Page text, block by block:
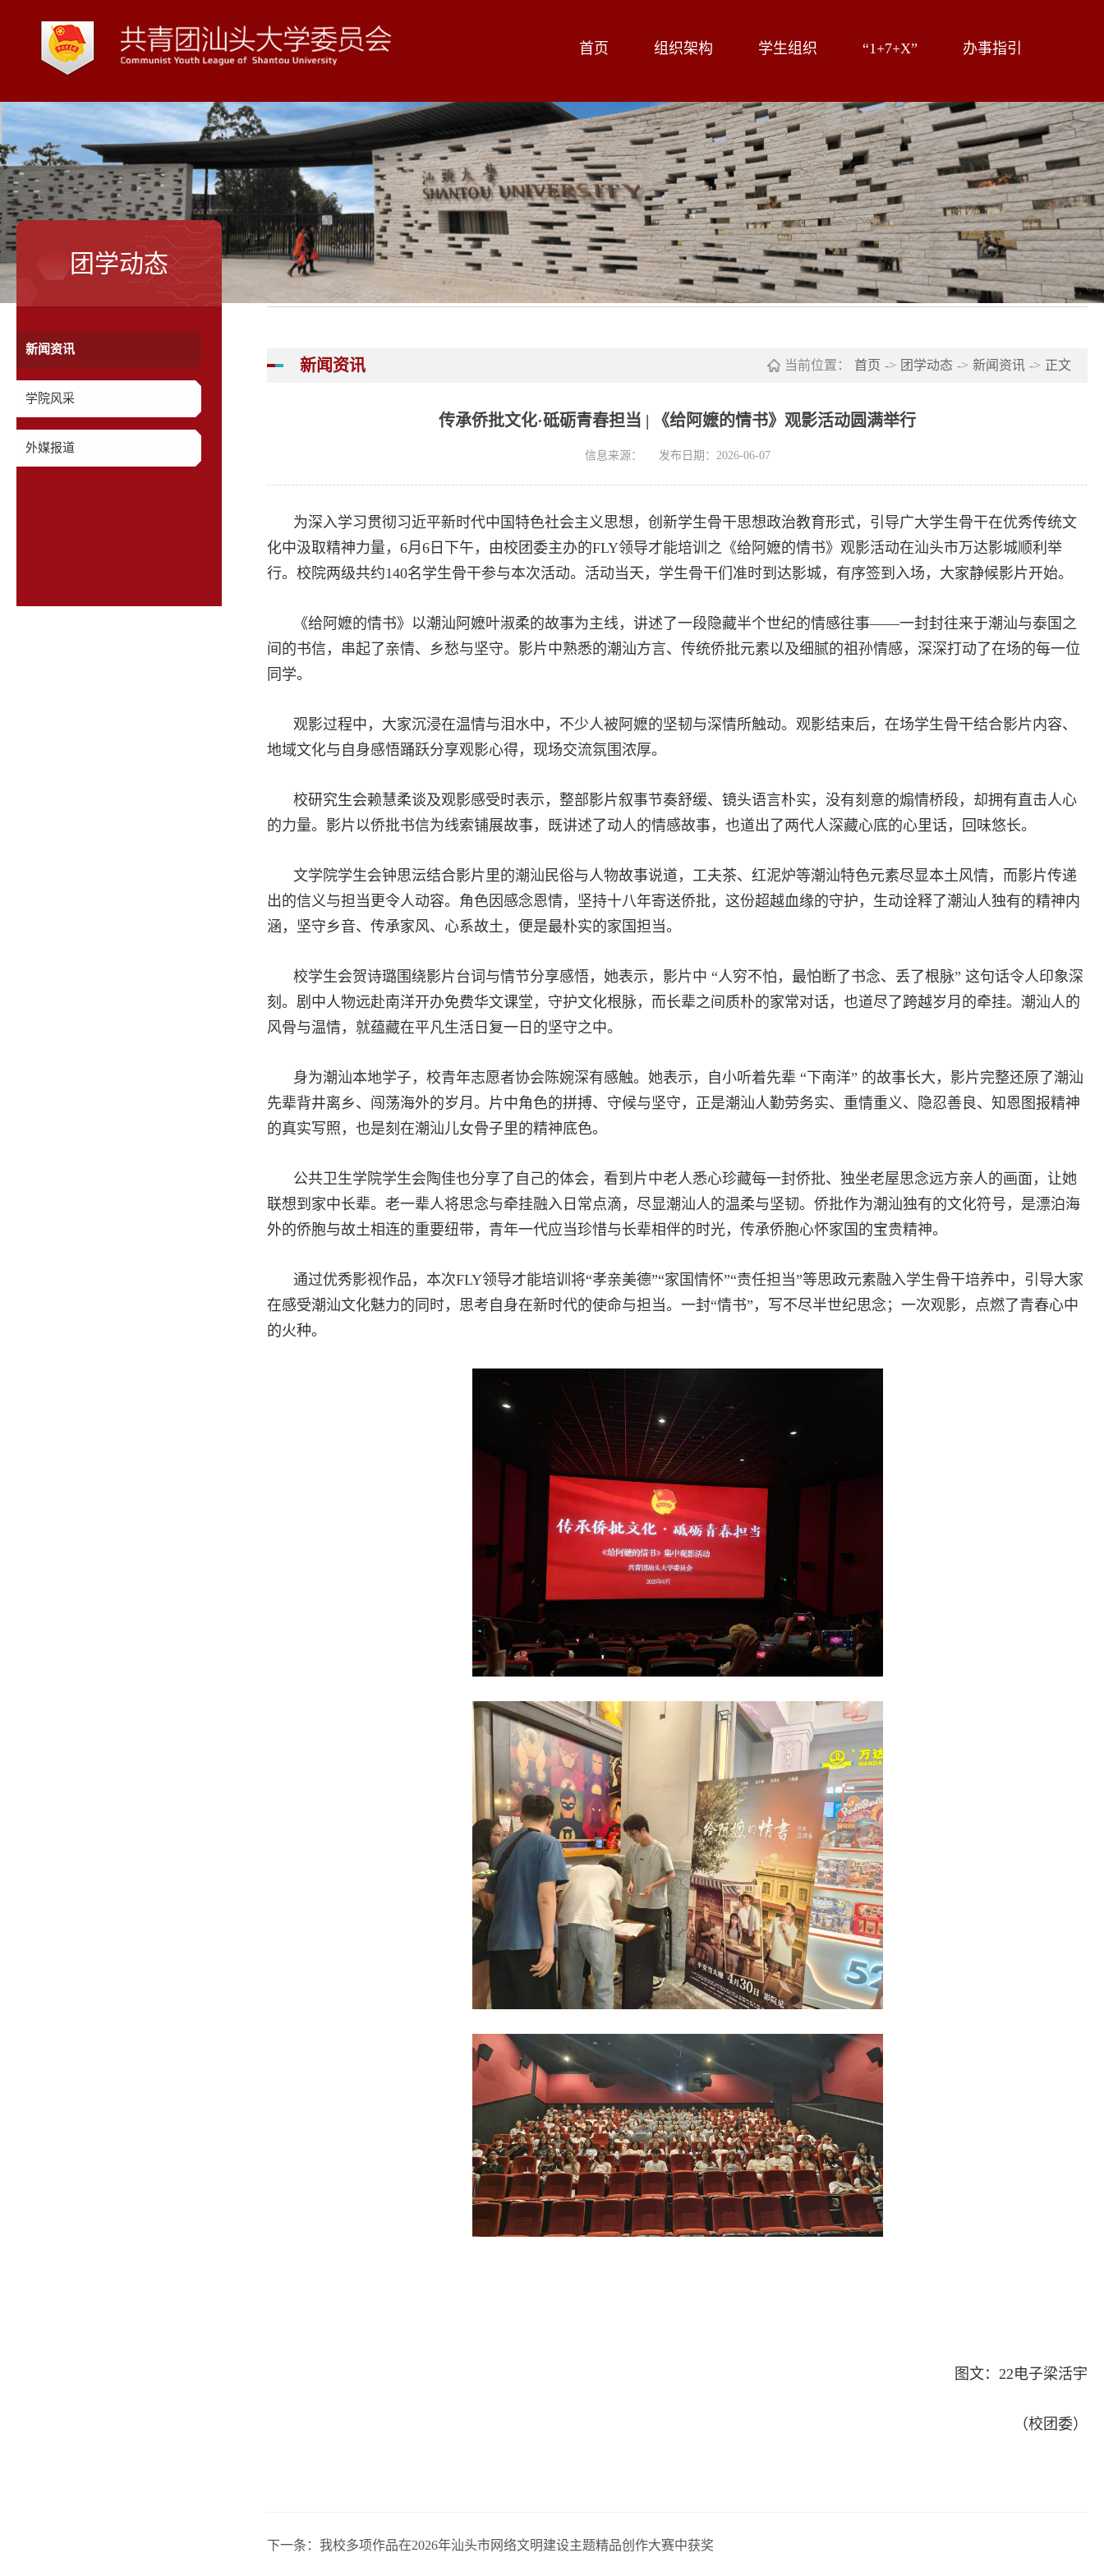
首页 组织架构 学生组织 “1+7+X” 办事指引
团学动态
新闻资讯
学院风采
外媒报道
新闻资讯 当前位置： 首页 -> 团学动态 -> 新闻资讯 -> 正文
传承侨批文化·砥砺青春担当 | 《给阿嬷的情书》观影活动圆满举行
信息来源： 发布日期：2026-06-07
为深入学习贯彻习近平新时代中国特色社会主义思想，创新学生骨干思想政治教育形式，引导广大学生骨干在优秀传统文
化中汲取精神力量，6月6日下午，由校团委主办的FLY领导才能培训之《给阿嬷的情书》观影活动在汕头市万达影城顺利举
行。校院两级共约140名学生骨干参与本次活动。活动当天，学生骨干们准时到达影城，有序签到入场，大家静候影片开始。
《给阿嬷的情书》以潮汕阿嬷叶淑柔的故事为主线，讲述了一段隐藏半个世纪的情感往事——一封封往来于潮汕与泰国之
间的书信，串起了亲情、乡愁与坚守。影片中熟悉的潮汕方言、传统侨批元素以及细腻的祖孙情感，深深打动了在场的每一位
同学。
观影过程中，大家沉浸在温情与泪水中，不少人被阿嬷的坚韧与深情所触动。观影结束后，在场学生骨干结合影片内容、
地域文化与自身感悟踊跃分享观影心得，现场交流氛围浓厚。
校研究生会赖慧柔谈及观影感受时表示，整部影片叙事节奏舒缓、镜头语言朴实，没有刻意的煽情桥段，却拥有直击人心
的力量。影片以侨批书信为线索铺展故事，既讲述了动人的情感故事，也道出了两代人深藏心底的心里话，回味悠长。
文学院学生会钟思沄结合影片里的潮汕民俗与人物故事说道，工夫茶、红泥炉等潮汕特色元素尽显本土风情，而影片传递
出的信义与担当更令人动容。角色因感念恩情，坚持十八年寄送侨批，这份超越血缘的守护，生动诠释了潮汕人独有的精神内
涵，坚守乡音、传承家风、心系故土，便是最朴实的家国担当。
校学生会贺诗璐围绕影片台词与情节分享感悟，她表示，影片中 “人穷不怕，最怕断了书念、丢了根脉” 这句话令人印象深
刻。剧中人物远赴南洋开办免费华文课堂，守护文化根脉，而长辈之间质朴的家常对话，也道尽了跨越岁月的牵挂。潮汕人的
风骨与温情，就蕴藏在平凡生活日复一日的坚守之中。
身为潮汕本地学子，校青年志愿者协会陈婉深有感触。她表示，自小听着先辈 “下南洋” 的故事长大，影片完整还原了潮汕
先辈背井离乡、闯荡海外的岁月。片中角色的拼搏、守候与坚守，正是潮汕人勤劳务实、重情重义、隐忍善良、知恩图报精神
的真实写照，也是刻在潮汕儿女骨子里的精神底色。
公共卫生学院学生会陶佳也分享了自己的体会，看到片中老人悉心珍藏每一封侨批、独坐老屋思念远方亲人的画面，让她
联想到家中长辈。老一辈人将思念与牵挂融入日常点滴，尽显潮汕人的温柔与坚韧。侨批作为潮汕独有的文化符号，是漂泊海
外的侨胞与故土相连的重要纽带，青年一代应当珍惜与长辈相伴的时光，传承侨胞心怀家国的宝贵精神。
通过优秀影视作品，本次FLY领导才能培训将“孝亲美德”“家国情怀”“责任担当”等思政元素融入学生骨干培养中，引导大家
在感受潮汕文化魅力的同时，思考自身在新时代的使命与担当。一封“情书”，写不尽半世纪思念；一次观影，点燃了青春心中
的火种。
图文：22电子梁活宇
（校团委）
下一条： 我校多项作品在2026年汕头市网络文明建设主题精品创作大赛中获奖